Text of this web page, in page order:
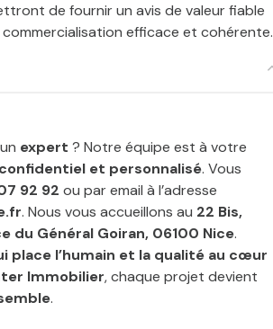
de fournir un avis de valeur fiable
efficace et cohérente.
expert ? Notre équipe est à votre
et personnalisé. Vous
92 92 ou par email à l’adresse
. Nous vous accueillons au 22 Bis,
du Général Goiran, 06100 Nice.
place l’humain et la qualité au cœur
Immobilier, chaque projet devient
.